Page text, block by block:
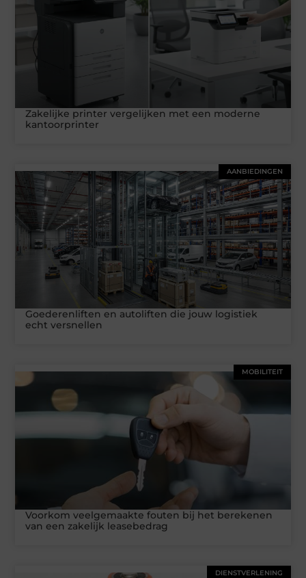
Zakelijke printer vergelijken met een moderne
kantoorprinter
AANBIEDINGEN
Goederenliften en autoliften die jouw logistiek
echt versnellen
MOBILITEIT
Voorkom veelgemaakte fouten bij het berekenen
van een zakelijk leasebedrag
DIENSTVERLENING